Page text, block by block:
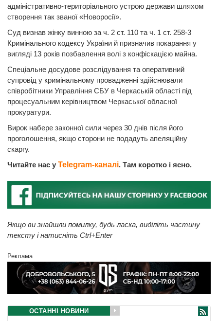
адміністративно-територіального устрою держави шляхом
створення так званої «Новоросії».
Суд визнав жінку винною за ч. 2 ст. 110 та ч. 1 ст. 258-3
Кримінального кодексу України й призначив покарання у
вигляді 13 років позбавлення волі з конфіскацією майна.
Спеціальне досудове розслідування та оперативний
супровід у кримінальному провадженні здійснювали
співробітники Управління СБУ в Черкаській області під
процесуальним керівництвом Черкаської обласної
прокуратури.
Вирок набере законної сили через 30 днів після його
проголошення, якщо сторони не подадуть апеляційну
скаргу.
Читайте нас у Telegram-каналі. Там коротко і ясно.
Якщо ви знайшли помилку, будь ласка, виділіть частину
тексту і натисніть Ctrl+Enter
Реклама
ОСТАННІ НОВИНИ